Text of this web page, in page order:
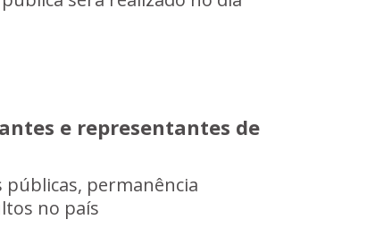
e representantes de
públicas, permanência
no país